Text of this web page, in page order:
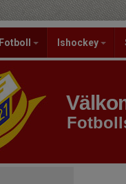
Fotboll Ishockey